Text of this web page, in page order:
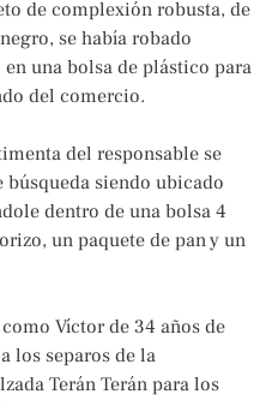
de complexión robusta, de
se había robado
una bolsa de plástico para
del comercio.
del responsable se
siendo ubicado
dentro de una bolsa 4
un paquete de pan y un
Víctor de 34 años de
los separos de la
Terán Terán para los